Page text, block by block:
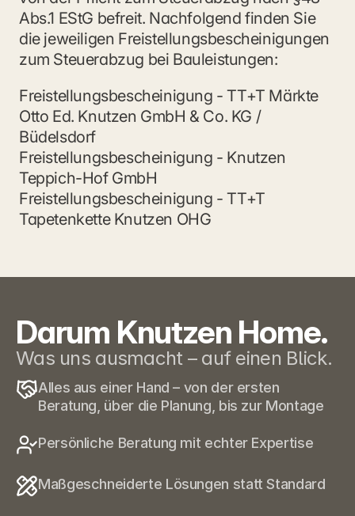
Abs.1 EStG befreit. Nachfolgend finden Sie
die jeweiligen Freistellungsbescheinigungen
zum Steuerabzug bei Bauleistungen:
Freistellungsbescheinigung - TT+T Märkte
Otto Ed. Knutzen GmbH & Co. KG /
Büdelsdorf
Freistellungsbescheinigung - Knutzen
Teppich-Hof GmbH
Freistellungsbescheinigung - TT+T
Tapetenkette Knutzen OHG
Darum Knutzen Home.
Was uns ausmacht – auf einen Blick.
Alles aus einer Hand – von der ersten
Beratung, über die Planung, bis zur Montage
Persönliche Beratung mit echter Expertise
Maßgeschneiderte Lösungen statt Standard